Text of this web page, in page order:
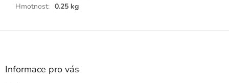
Hmotnost: 0.25 kg
Z
Informace pro vás